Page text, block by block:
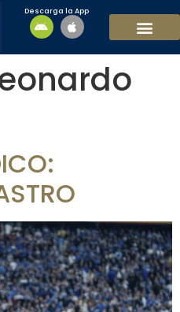
Descarga la App